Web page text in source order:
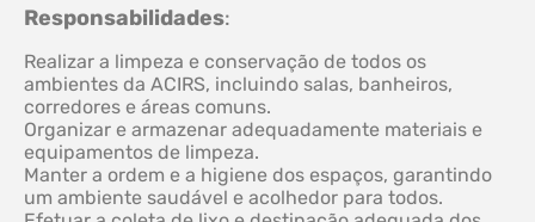
Responsabilidades:
Realizar a limpeza e conservação de todos os
ambientes da ACIRS, incluindo salas, banheiros,
corredores e áreas comuns.
Organizar e armazenar adequadamente materiais e
equipamentos de limpeza.
Manter a ordem e a higiene dos espaços, garantindo
um ambiente saudável e acolhedor para todos.